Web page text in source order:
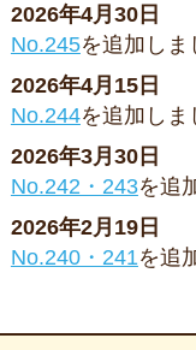
2026年4月30日
No.245を追加しま
2026年4月15日
No.244を追加しま
2026年3月30日
No.242・243を追
2026年2月19日
No.240・241を追